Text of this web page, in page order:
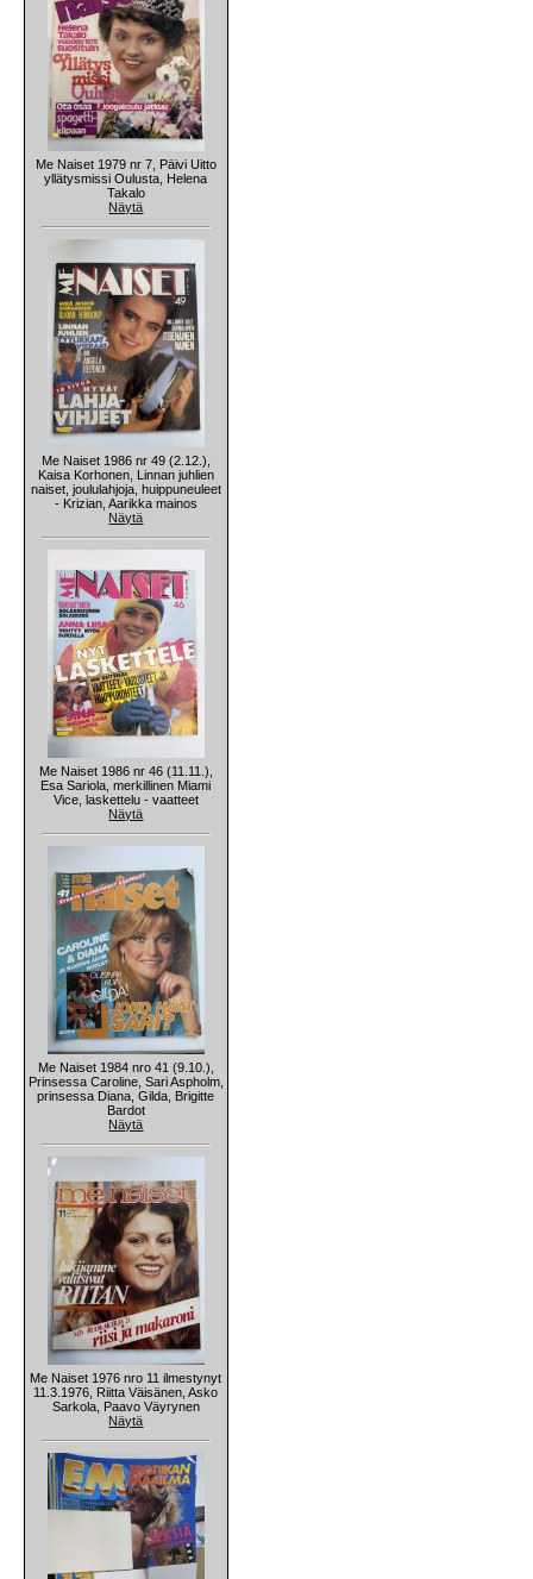
Me Naiset 1979 nr 7, Päivi Uitto
yllätysmissi Oulusta, Helena
Takalo
Näytä
Me Naiset 1986 nr 49 (2.12.),
Kaisa Korhonen, Linnan juhlien
naiset, joululahjoja, huippuneuleet
- Krizian, Aarikka mainos
Näytä
Me Naiset 1986 nr 46 (11.11.),
Esa Sariola, merkillinen Miami
Vice, laskettelu - vaatteet
Näytä
Me Naiset 1984 nro 41 (9.10.),
Prinsessa Caroline, Sari Aspholm,
prinsessa Diana, Gilda, Brigitte
Bardot
Näytä
Me Naiset 1976 nro 11 ilmestynyt
11.3.1976, Riitta Väisänen, Asko
Sarkola, Paavo Väyrynen
Näytä